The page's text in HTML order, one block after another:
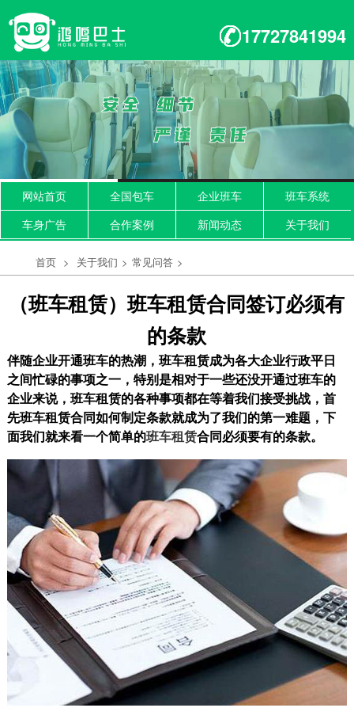
17727841994
网站首页 全国包车 企业班车
班车系统
车身广告
合作案例 新闻动态 关于我们
首页 > 关于我们 > 常见问答 >
（班车租赁）班车租赁合同签订必须有
的条款
伴随企业开通班车的热潮，班车租赁成为各大企业行政平日
之间忙碌的事项之一，特别是相对于一些还没开通过班车的
企业来说，班车租赁的各种事项都在等着我们接受挑战，首
先班车租赁合同如何制定条款就成为了我们的第一难题，下
面我们就来看一个简单的班车租赁合同必须要有的条款。